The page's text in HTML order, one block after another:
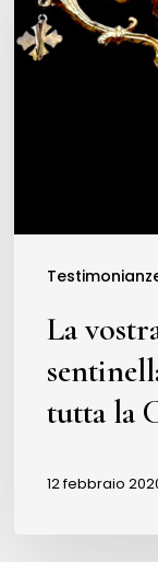
preghiera
come
tutta
Chiesa
La
tutta la
12 febbraio